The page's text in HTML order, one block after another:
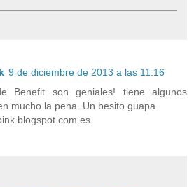
9 de diciembre de 2013 a las 11:16
Benefit son geniales! tiene algunos
mucho la pena. Un besito guapa